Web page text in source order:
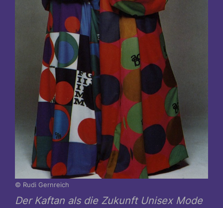
© Rudi Gernreich
Der Kaftan als die Zukunft Unisex Mode